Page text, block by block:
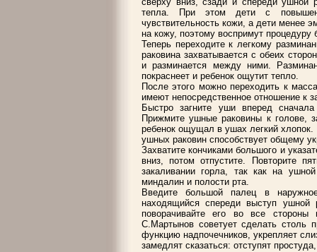
тепла. При этом дети с
чувствительность кожи, а дети менее
на кожу, поэтому воспримут процедуру
Теперь переходите к легкому
раковина захватывается с обеих
и разминается между ними.
покраснеет и ребенок ощутит тепло.
После этого можно переходить к
имеют непосредственное отношение к
Быстро загните уши вперед
Прижмите ушные раковины к голове,
ребенок ощущал в ушах легкий
ушных раковин способствует общему
Захватите кончиками большого и
вниз, потом отпустите. Повторите
закаливании горла, так как на
миндалин и полости рта.
Введите большой палец в
находящийся спереди выступ ушной
поворачивайте его во все стороны
С.Мартынов советует сделать столь
функцию надпочечников, укрепляет
замедлят сказаться: отступят